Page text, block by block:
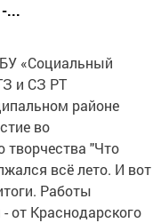
...
«Социальный
и СЗ РТ
районе
во
творчества "Что
всё лето. И вот
Работы
от Краснодарского